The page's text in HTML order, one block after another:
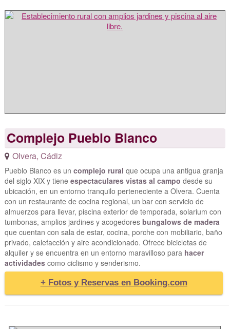
Complejo Pueblo Blanco
Olvera, Cádiz
Pueblo Blanco es un complejo rural que ocupa una antigua granja
del siglo XIX y tiene espectaculares vistas al campo desde su
ubicación, en un entorno tranquilo perteneciente a Olvera. Cuenta
con un restaurante de cocina regional, un bar con servicio de
almuerzos para llevar, piscina exterior de temporada, solarium con
tumbonas, amplios jardines y acogedores bungalows de madera
que cuentan con sala de estar, cocina, porche con mobiliario, baño
privado, calefacción y aire acondicionado. Ofrece bicicletas de
alquiler y se encuentra en un entorno maravilloso para hacer
actividadescomo ciclismo y senderismo.
+ Fotos y Reservas en Booking.com